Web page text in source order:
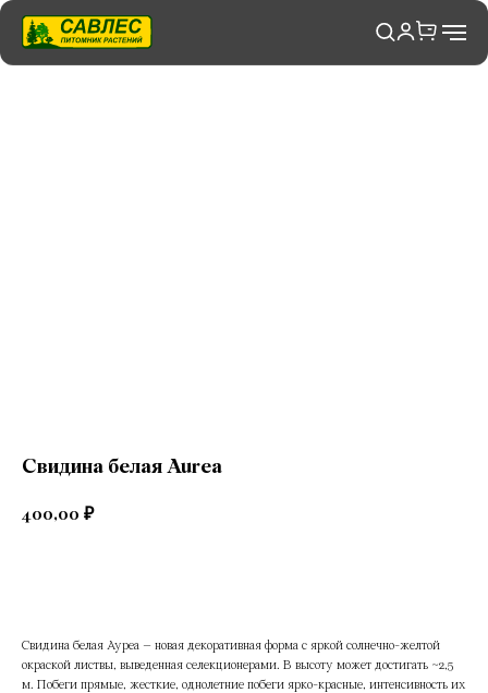
Свидина белая Aurea
400,00 ₽
Свидина белая Ауреа – новая декоративная форма с яркой солнечно-желтой
окраской листвы, выведенная селекционерами. В высоту может достигать ~2,5
м. Побеги прямые, жесткие, однолетние побеги ярко-красные, интенсивность их